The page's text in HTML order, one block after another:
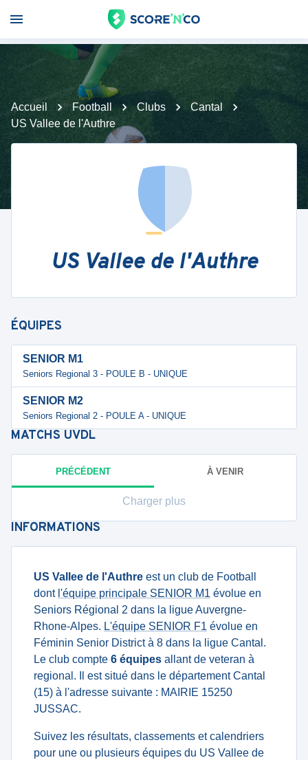
Accueil Football Clubs
Cantal
US Vallee de l'Authre
US Vallee de l'Authre
ÉQUIPES
SENIOR M1
Seniors Regional 3 - POULE B - UNIQUE
SENIOR M2
Seniors Regional 2 - POULE A - UNIQUE
MATCHS UVDL
PRÉCÉDENT À VENIR
Charger plus
INFORMATIONS
US Vallee de l'Authre est un club de Football
dont l'équipe principale SENIOR M1 évolue en
Seniors Régional 2 dans la ligue Auvergne-
Rhone-Alpes. L'équipe SENIOR F1 évolue en
Féminin Senior District à 8 dans la ligue Cantal.
Le club compte 6 équipes allant de veteran à
regional. Il est situé dans le département Cantal
(15) à l'adresse suivante : MAIRIE 15250
JUSSAC.
Suivez les résultats, classements et calendriers
pour une ou plusieurs équipes du US Vallee de